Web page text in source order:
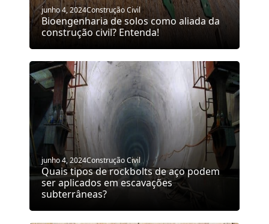
junho 4, 2024Construção Civil
Bioengenharia de solos como aliada da
construção civil? Entenda!
junho 4, 2024Construção Civil
Quais tipos de rockbolts de aço podem
ser aplicados em escavações
subterrâneas?